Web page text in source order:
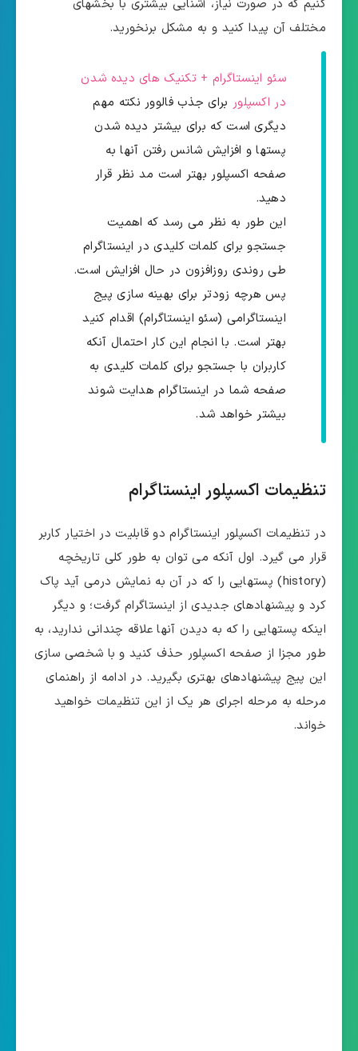
کنیم که در صورت نیاز، آشنایی بیشتری با بخشهای
مختلف آن پیدا کنید و به مشکل برنخورید.
سئو اینستاگرام + تکنیک های دیده شدن
در اکسپلور برای جذب فالوور نکته مهم
دیگری است که برای بیشتر دیده شدن
پستها و افزایش شانس رفتن آنها به
صفحه اکسپلور بهتر است مد نظر قرار
دهید.
این طور به نظر می رسد که اهمیت
جستجو برای کلمات کلیدی در اینستاگرام
طی روندی روزافزون در حال افزایش است.
پس هرچه زودتر برای بهینه سازی پیج
اینستاگرامی (سئو اینستاگرام) اقدام کنید
بهتر است. با انجام این کار احتمال آنکه
کاربران با جستجو برای کلمات کلیدی به
صفحه شما در اینستاگرام هدایت شوند
بیشتر خواهد شد.
تنظیمات اکسپلور اینستاگرام
در تنظیمات اکسپلور اینستاگرام دو قابلیت در اختیار کاربر
قرار می گیرد. اول آنکه می توان به طور کلی تاریخچه
(history) پستهایی را که در آن به نمایش درمی آید پاک
کرد و پیشنهادهای جدیدی از اینستاگرام گرفت؛ و دیگر
اینکه پستهایی را که به دیدن آنها علاقه چندانی ندارید، به
طور مجزا از صفحه اکسپلور حذف کنید و با شخصی سازی
این پیج پیشنهادهای بهتری بگیرید. در ادامه از راهنمای
مرحله به مرحله اجرای هر یک از این تنظیمات خواهید
خواند.